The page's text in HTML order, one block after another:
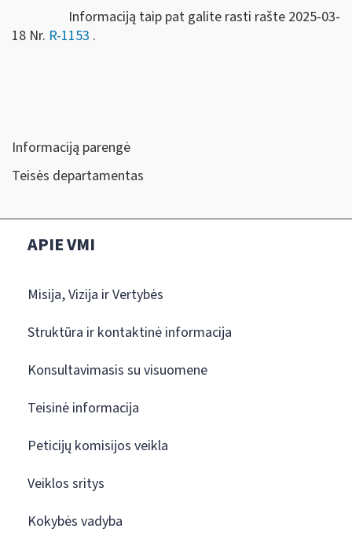
Informaciją taip pat galite rasti rašte 2025-03-
18 Nr. R-1153 .
Informaciją parengė
Teisės departamentas
APIE VMI
Misija, Vizija ir Vertybės
Struktūra ir kontaktinė informacija
Konsultavimasis su visuomene
Teisinė informacija
Peticijų komisijos veikla
Veiklos sritys
Kokybės vadyba